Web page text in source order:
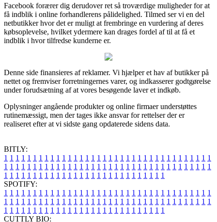
Facebook forærer dig derudover ret så troværdige muligheder for at
få indblik i online forhandlerens pålidelighed. Tilmed ser vi en del
netbutikker hvor det er muligt at frembringe en vurdering af deres
købsoplevelse, hvilket ydermere kan drages fordel af til at få et
indblik i hvor tilfredse kunderne er.
Denne side finansieres af reklamer. Vi hjælper et hav af butikker på
nettet og fremviser forretningernes varer, og indkasserer godtgørelse
under forudsætning af at vores besøgende laver et indkøb.
Oplysninger angående produkter og online firmaer understøttes
rutinemæssigt, men der tages ikke ansvar for rettelser der er
realiseret efter at vi sidste gang opdaterede sidens data.
BITLY:
1 1 1 1 1 1 1 1 1 1 1 1 1 1 1 1 1 1 1 1 1 1 1 1 1 1 1 1 1 1 1 1 1 1 1 1
1 1 1 1 1 1 1 1 1 1 1 1 1 1 1 1 1 1 1 1 1 1 1 1 1 1 1 1 1 1 1 1 1 1 1 1
1 1 1 1 1 1 1 1 1 1 1 1 1 1 1 1 1 1 1 1 1 1 1 1 1 1 1 1
SPOTIFY:
1 1 1 1 1 1 1 1 1 1 1 1 1 1 1 1 1 1 1 1 1 1 1 1 1 1 1 1 1 1 1 1 1 1 1 1
1 1 1 1 1 1 1 1 1 1 1 1 1 1 1 1 1 1 1 1 1 1 1 1 1 1 1 1 1 1 1 1 1 1 1 1
1 1 1 1 1 1 1 1 1 1 1 1 1 1 1 1 1 1 1 1 1 1 1 1 1 1 1 1
CUTTLY BIO: